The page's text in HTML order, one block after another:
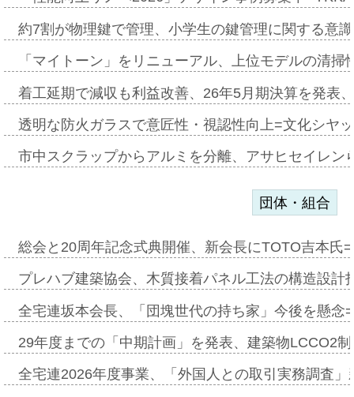
約7割が物理鍵で管理、小学生の鍵管理に関する意
「マイトーン」をリニューアル、上位モデルの清
着工延期で減収も利益改善、26年5月期決算を発表
透明な防火ガラスで意匠性・視認性向上=文化シヤ
市中スクラップからアルミを分離、アサヒセイレ
団体・組合
総会と20周年記念式典開催、新会長にTOTO吉本氏
プレハブ建築協会、木質接着パネル工法の構造設
全宅連坂本会長、「団塊世代の持ち家」今後を懸
29年度までの「中期計画」を発表、建築物LCCO2
全宅連2026年度事業、「外国人との取引実務調査